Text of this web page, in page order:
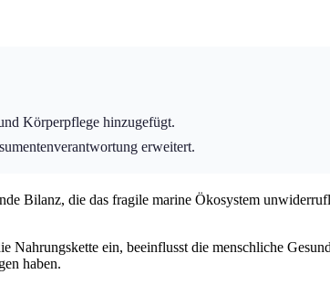
Körperpflege hinzugefügt.
erweitert.
Bilanz, die das fragile marine Ökosystem
ein, beeinflusst die menschliche
haben.